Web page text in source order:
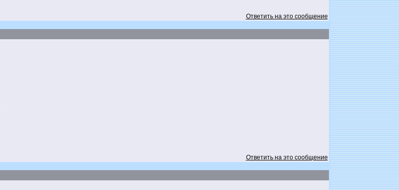
Ответить на это сообщение
Ответить на это сообщение